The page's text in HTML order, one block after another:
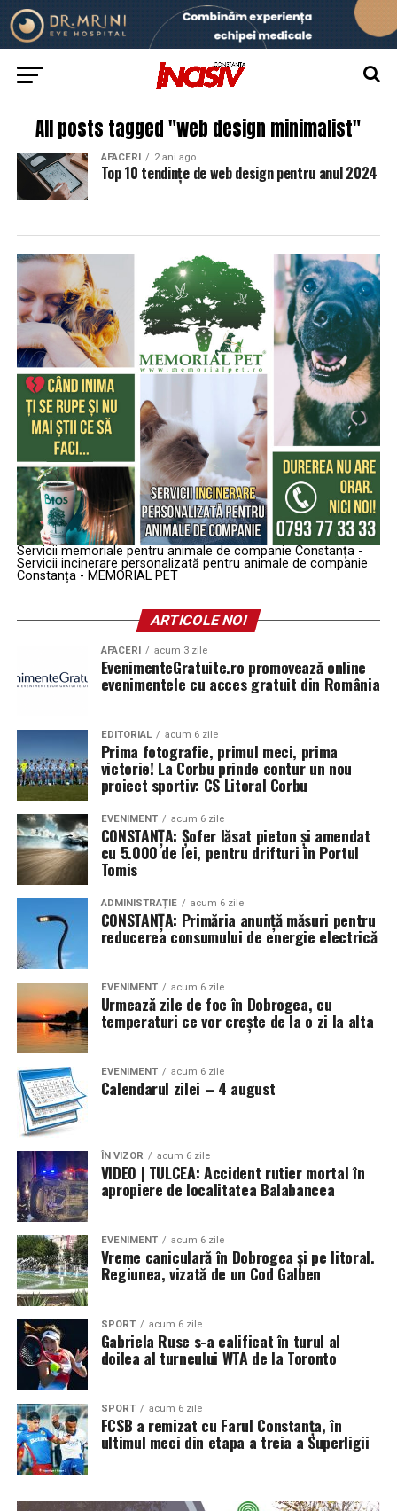
All posts tagged "web design minimalist"
AFACERI 2 ani ago
Top 10 tendințe de web design pentru anul 2024
Servicii memoriale pentru animale de companie Constanța -
Servicii incinerare personalizată pentru animale de companie
Constanța - MEMORIAL PET
ARTICOLE NOI
AFACERI acum 3 zile
EvenimenteGratuite.ro promovează online
evenimentele cu acces gratuit din România
EDITORIAL acum 6 zile
Prima fotografie, primul meci, prima
victorie! La Corbu prinde contur un nou
proiect sportiv: CS Litoral Corbu
EVENIMENT acum 6 zile
CONSTANȚA: Șofer lăsat pieton și amendat
cu 5.000 de lei, pentru drifturi în Portul
Tomis
ADMINISTRAȚIE acum 6 zile
CONSTANȚA: Primăria anunță măsuri pentru
reducerea consumului de energie electrică
EVENIMENT acum 6 zile
Urmează zile de foc în Dobrogea, cu
temperaturi ce vor crește de la o zi la alta
EVENIMENT acum 6 zile
Calendarul zilei – 4 august
ÎN VIZOR acum 6 zile
VIDEO | TULCEA: Accident rutier mortal în
apropiere de localitatea Balabancea
EVENIMENT acum 6 zile
Vreme caniculară în Dobrogea și pe litoral.
Regiunea, vizată de un Cod Galben
SPORT acum 6 zile
Gabriela Ruse s-a calificat în turul al
doilea al turneului WTA de la Toronto
SPORT acum 6 zile
FCSB a remizat cu Farul Constanța, în
ultimul meci din etapa a treia a Superligii